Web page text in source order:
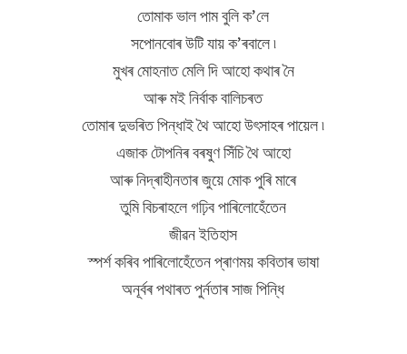
তোমাক ভাল পাম বুলি ক’লে
সপোনবোৰ উটি যায় ক’ৰবালে ৷
মুখৰ মোহনাত মেলি দি আহো কথাৰ নৈ
আৰু মই নিৰ্বাক বালিচৰত
তোমাৰ দুভৰিত পিন্ধাই থৈ আহো উৎসাহৰ পায়েল ৷
এজাক টোপনিৰ বৰষুণ সিঁচি থৈ আহো
আৰু নিদ্ৰাহীনতাৰ জুয়ে মোক পুৰি মাৰে
তুমি বিচৰাহলে গঢ়িব পাৰিলোহেঁতেন
জীৱন ইতিহাস
স্পৰ্শ কৰিব পাৰিলোহেঁতেন প্ৰাণময় কবিতাৰ ভাষা
অনূৰ্বৰ পথাৰত পুৰ্নতাৰ সাজ পিন্ধি